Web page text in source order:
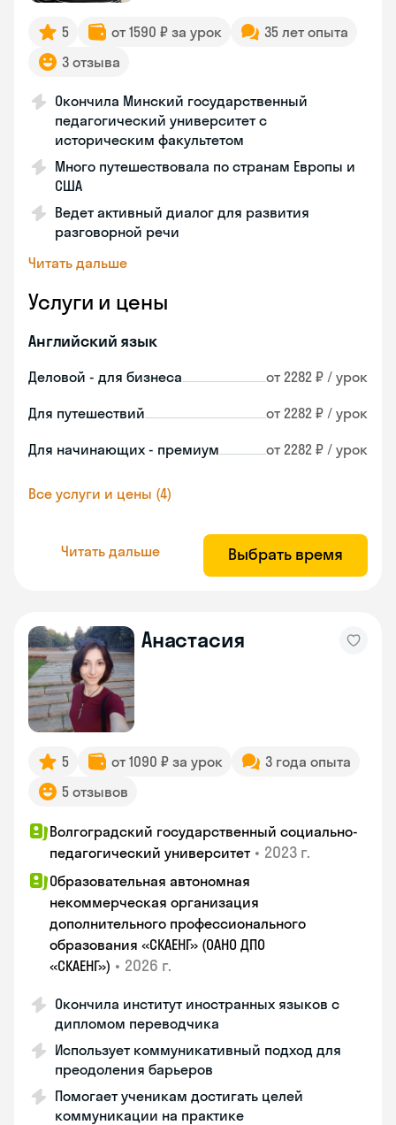
5 от 1590 ₽ за урок
35 лет опыта
3 отзыва
Окончила Минский государственный
педагогический университет с
историческим факультетом
Много путешествовала по странам Европы и
США
Ведет активный диалог для развития
разговорной речи
Читать дальше
Услуги и цены
Английский язык
Деловой - для бизнеса от 2282 ₽ / урок
Для путешествий от 2282 ₽ / урок
Для начинающих - премиум от 2282 ₽ / урок
Все услуги и цены (4)
Читать дальше Выбрать время
Анастасия
5 от 1090 ₽ за урок
3 года опыта
5 отзывов
Волгоградский государственный социально-
педагогический университет • 2023 г.
Образовательная автономная
некоммерческая организация
дополнительного профессионального
образования «СКАЕНГ» (ОАНО ДПО
«СКАЕНГ») • 2026 г.
Окончила институт иностранных языков с
дипломом переводчика
Использует коммуникативный подход для
преодоления барьеров
Помогает ученикам достигать целей
коммуникации на практике